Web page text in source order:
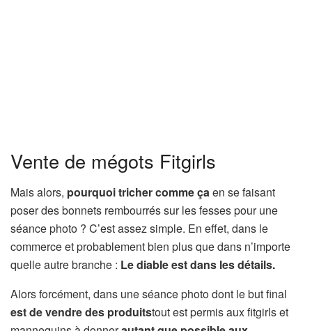
Vente de mégots Fitgirls
Mais alors, pourquoi tricher comme çaen se faisant
poser des bonnets rembourrés sur les fesses pour une
séance photo ? C’est assez simple. En effet, dans le
commerce et probablement bien plus que dans n’importe
quelle autre branche : Le diable est dans les détails.
Alors forcément, dans une séance photo dont le but final
est de vendre des produitstout est permis aux fitgirls et